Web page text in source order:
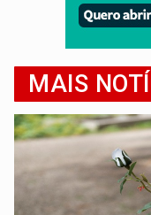
MAIS